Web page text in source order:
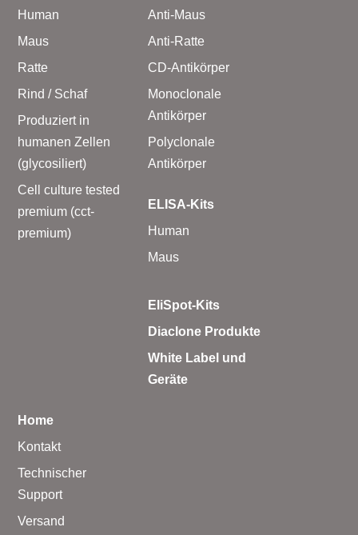
Human
Maus
Ratte
Rind / Schaf
Produziert in
humanen Zellen
(glycosiliert)
Cell culture tested
premium (cct-
premium)
Anti-Maus
Anti-Ratte
CD-Antikörper
Monoclonale
Antikörper
Polyclonale
Antikörper
ELISA-Kits
Human
Maus
EliSpot-Kits
Diaclone Produkte
White Label und
Geräte
Home
Kontakt
Technischer
Support
Versand